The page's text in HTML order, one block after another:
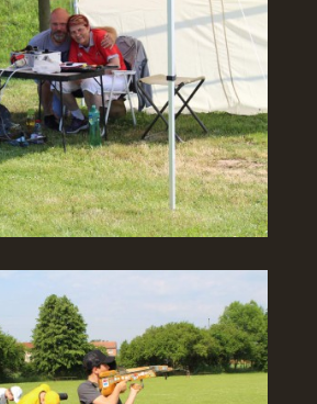
|WebSlice |Tisk|Aktualizováno: 22. 7. 2026
Nahoru ↑